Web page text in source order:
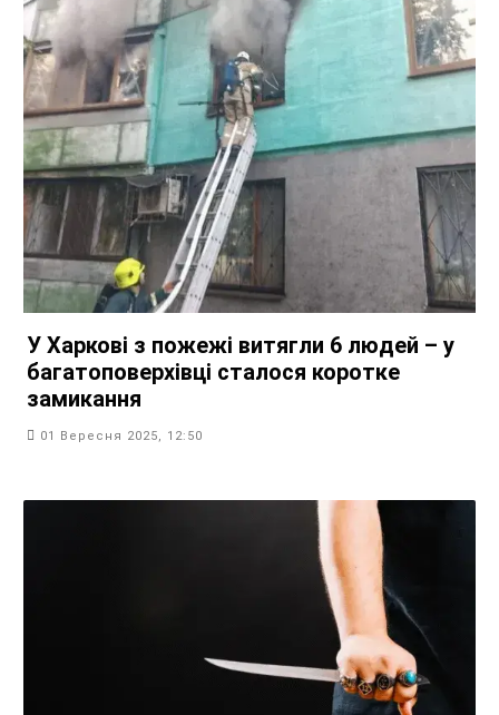
У Харкові з пожежі витягли 6 людей – у
багатоповерхівці сталося коротке
замикання
01 Вересня 2025, 12:50